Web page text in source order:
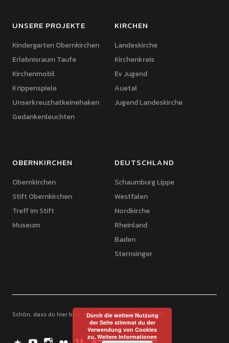
UNSERE PROJEKTE
Kindergarten Obernkirchen
Erlebnisraum Taufe
Kirchenmobil
Krippenspiele
Unserkreuzhatkeinehaken
Gedankenleuchten
KIRCHEN
Landeskirche
Kirchenkreis
Ev Jugend
Auetal
Jugend Landeskirche
OBERNKIRCHEN
Obernkirchen
Stift Obernkirchen
Treff im Stift
Museum
DEUTSCHLAND
Schaumburg Lippe
Westfalen
Nordkirche
Rheinland
Baden
Sternsinger
Schön, dass du hier bist :-) © Copyright 2017-2018 RS
Durch die weitere Nutzung
der Seite stimmst du der
Verwendung von Cookies
zu.Weitere Informationen